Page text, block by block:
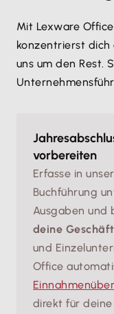
Mit Lexware
konzentrierst dich
uns um den Rest.
vorbereiten
Erfasse in
Buchführung
Ausgaben und
deine
und
Office
direkt für